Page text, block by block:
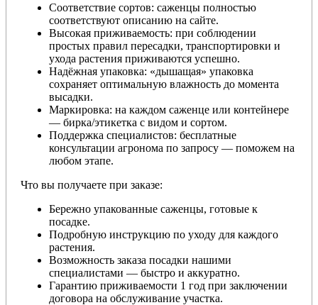
Соответствие сортов: саженцы полностью
соответствуют описанию на сайте.
Высокая приживаемость: при соблюдении
простых правил пересадки, транспортировки и
ухода растения приживаются успешно.
Надёжная упаковка: «дышащая» упаковка
сохраняет оптимальную влажность до момента
высадки.
Маркировка: на каждом саженце или контейнере
— бирка/этикетка с видом и сортом.
Поддержка специалистов: бесплатные
консультации агронома по запросу — поможем на
любом этапе.
Что вы получаете при заказе:
Бережно упакованные саженцы, готовые к
посадке.
Подробную инструкцию по уходу для каждого
растения.
Возможность заказа посадки нашими
специалистами — быстро и аккуратно.
Гарантию приживаемости 1 год при заключении
договора на обслуживание участка.